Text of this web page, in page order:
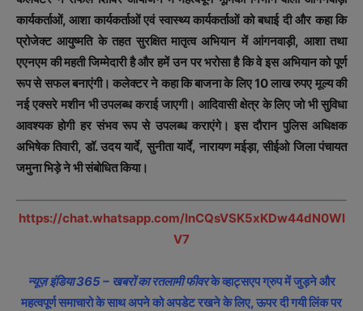
कार्यकर्ताओं, आशा कार्यकर्ताओं एवं स्वास्थ्य कार्यकर्ताओं को बधाई दी और कहा कि
प्रोजेक्ट आयुष्मति के तहत सुरक्षित मातृत्व अभियान में आंगनवाड़ी, आशा तथा
एएनएम की महती जिम्मेदारी है और हमें उन पर भरोसा है कि वे इस अभियान को पूर्ण
रूप से सफल बनाएंगी। कलेक्टर ने कहा कि बाजना के लिए 10 लाख रुपए मूल्य की
नई एक्सरे मशीन भी उपलब्ध कराई जाएगी। आदिवासी क्षेत्र के लिए जो भी सुविधा
आवश्यक होगी हर संभव रूप से उपलब्ध कराएंगे। इस दौरान पुलिस अधिक्षक
अभिषेक तिवारी, डॉ. उदय यार्दे, सुनीता यार्दे, नारायण मईड़ा, सीईओ जिला पंचायत
जमुना भिड़े ने भी संबोधित किया।
https://chat.whatsapp.com/InCQsVSK5xKDw44dN0Wl
V7
न्यूज़ इंडिया 365 – खबरों का रतलामी फीवरके व्हाट्सएप ग्रुप में जुड़ने और
महत्वपूर्ण समाचारो के साथ अपने को अपडेट रखने के लिए, ऊपर दी गयी लिंक पर